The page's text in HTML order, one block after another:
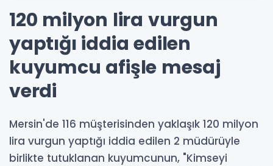
120 milyon lira vurgun
yaptığı iddia edilen
kuyumcu afişle mesaj
verdi
Mersin'de 116 müşterisinden yaklaşık 120 milyon
lira vurgun yaptığı iddia edilen 2 müdürüyle
birlikte tutuklanan kuyumcunun, "Kimseyi